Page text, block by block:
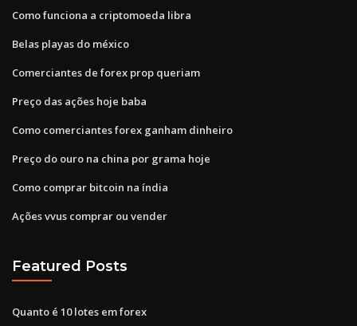
Como funciona a criptomoeda libra
Belas playas do méxico
Comerciantes de forex prop queriam
Preço das ações hoje baba
Como comerciantes forex ganham dinheiro
Preço do ouro na china por grama hoje
Como comprar bitcoin na índia
Ações vvus comprar ou vender
Featured Posts
Quanto é 10 lotes em forex